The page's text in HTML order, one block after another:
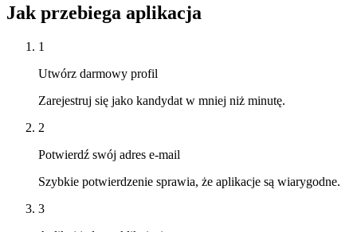
Jak przebiega aplikacja
1
Utwórz darmowy profil
Zarejestruj się jako kandydat w mniej niż minutę.
2
Potwierdź swój adres e-mail
Szybkie potwierdzenie sprawia, że aplikacje są wiarygodne.
3